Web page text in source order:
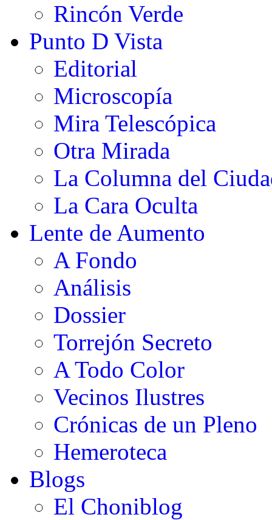
Rincón Verde
Punto D Vista
Editorial
Microscopía
Mira Telescópica
Otra Mirada
La Columna del
La Cara Oculta
Lente de Aumento
A Fondo
Análisis
Dossier
Torrejón Secreto
A Todo Color
Vecinos Ilustres
Crónicas de un Pleno
Hemeroteca
Blogs
El Choniblog